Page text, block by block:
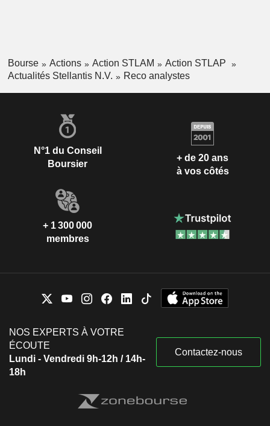
Bourse Actions Action STLAM
Action STLAP
Actualités Stellantis N.V.
Reco analystes
N°1 du Conseil
Boursier
+ de 20 ans
à vos côtés
+ 1 300 000
membres
NOS EXPERTS À VOTRE
ÉCOUTE
Lundi - Vendredi 9h-12h / 14h-
18h
Contactez-nous